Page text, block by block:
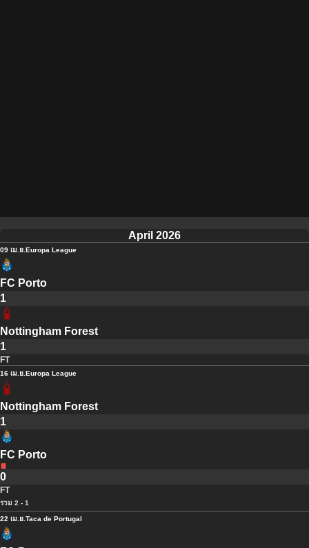
April 2026
09 เม.ย. Europa League
FC Porto
1
Nottingham Forest
1
FT
16 เม.ย. Europa League
Nottingham Forest
1
FC Porto
0
FT
รวม 2 - 1
22 เม.ย.Taca de Portugal